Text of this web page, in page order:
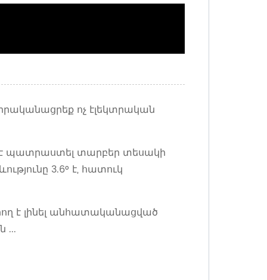
ոչ էլեկտրական
է պատրաստել տարբեր տեսակի
3.6° է, հատուկ
է լինել անհատականացված
...